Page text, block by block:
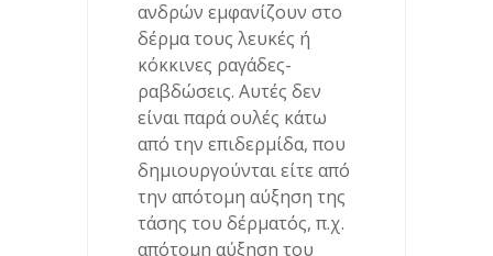
ανδρών εμφανίζουν στο
δέρμα τους λευκές ή
κόκκινες ραγάδες-
ραβδώσεις. Αυτές δεν
είναι παρά ουλές κάτω
από την επιδερμίδα, που
δημιουργούνται είτε από
την απότομη αύξηση της
τάσης του δέρματός, π.χ.
απότομη αύξηση του